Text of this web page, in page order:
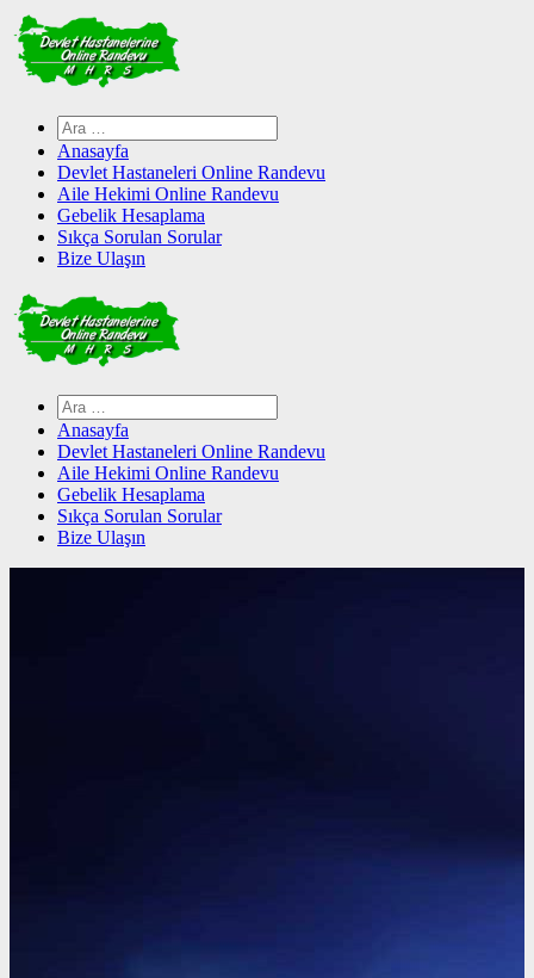
Skip
to
content
Arama:
Anasayfa
Devlet Hastaneleri Online Randevu
Aile Hekimi Online Randevu
Gebelik Hesaplama
Sıkça Sorulan Sorular
Bize Ulaşın
Arama:
Anasayfa
Devlet Hastaneleri Online Randevu
Aile Hekimi Online Randevu
Gebelik Hesaplama
Sıkça Sorulan Sorular
Bize Ulaşın